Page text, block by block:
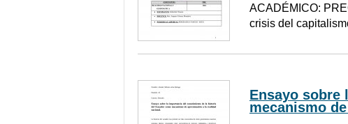
ACADÉMICO:
crisis del
Ensayo sobre
mecanismo